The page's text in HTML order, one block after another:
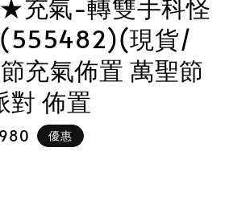
充氣-轉雙手科怪
現貨/
充氣佈置 萬聖節
對 佈置
優惠